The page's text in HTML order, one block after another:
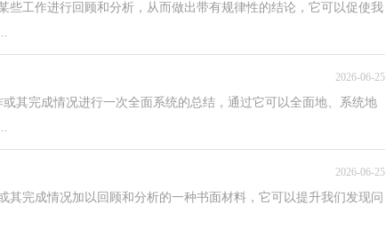
些工作进行回顾和分析，从而做出带有规律性的结论，它可以促使我
2026-06-25
其完成情况进行一次全面系统的总结，通过它可以全面地、系统地
2026-06-25
完成情况加以回顾和分析的一种书面材料，它可以提升我们发现问